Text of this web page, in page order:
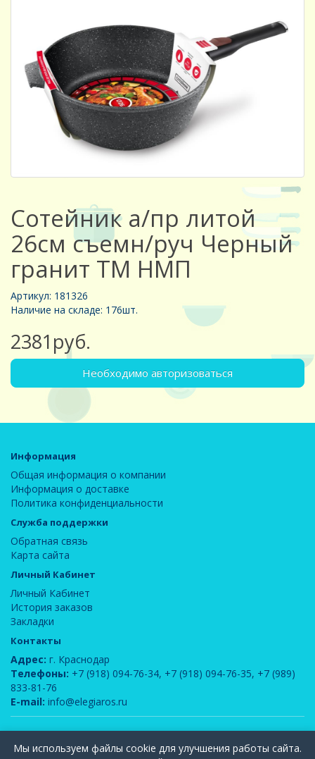
Сотейник а/пр литой
26см съемн/руч Черный
гранит ТМ НМП
Артикул: 181326
Наличие на складе: 176шт.
2381руб.
Необходимо авторизоваться
Информация
Общая информация о компании
Информация о доставке
Политика конфиденциальности
Служба поддержки
Обратная связь
Карта сайта
Личный Кабинет
Личный Кабинет
История заказов
Закладки
Контакты
Адрес: г. Краснодар
Телефоны: +7 (918) 094-76-34, +7 (918) 094-76-35, +7 (989)
833-81-76
E-mail: info@elegiaros.ru
Вся информация, содержащаяся на данном сайте, является интеллектуальной
Мы используем файлы cookie для улучшения работы сайта.